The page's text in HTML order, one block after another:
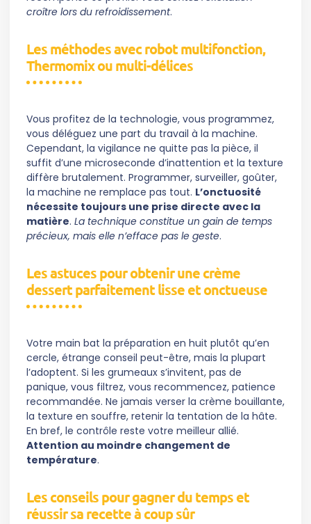
croître lors du refroidissement.
Les méthodes avec robot multifonction,
Thermomix ou multi-délices
Vous profitez de la technologie, vous programmez,
vous déléguez une part du travail à la machine.
Cependant, la vigilance ne quitte pas la pièce, il
suffit d’une microseconde d’inattention et la texture
diffère brutalement. Programmer, surveiller, goûter,
la machine ne remplace pas tout. L’onctuosité
nécessite toujours une prise directe avec la
matière. La technique constitue un gain de temps
précieux, mais elle n’efface pas le geste.
Les astuces pour obtenir une crème
dessert parfaitement lisse et onctueuse
Votre main bat la préparation en huit plutôt qu’en
cercle, étrange conseil peut-être, mais la plupart
l’adoptent. Si les grumeaux s’invitent, pas de
panique, vous filtrez, vous recommencez, patience
recommandée. Ne jamais verser la crème bouillante,
la texture en souffre, retenir la tentation de la hâte.
En bref, le contrôle reste votre meilleur allié.
Attention au moindre changement de
température.
Les conseils pour gagner du temps et
réussir sa recette à coup sûr